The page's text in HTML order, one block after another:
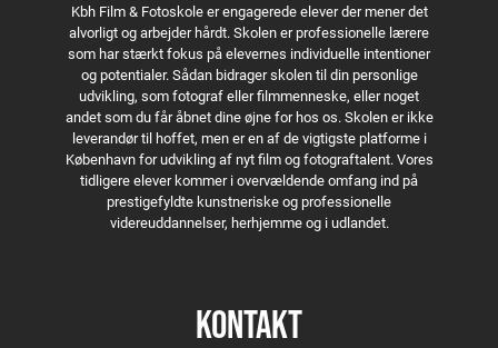
Kbh Film & Fotoskole er engagerede elever der mener det
alvorligt og arbejder hårdt. Skolen er professionelle lærere
som har stærkt fokus på elevernes individuelle intentioner
og potentialer. Sådan bidrager skolen til din personlige
udvikling, som fotograf eller filmmenneske, eller noget
andet som du får åbnet dine øjne for hos os. Skolen er ikke
leverandør til hoffet, men er en af de vigtigste platforme i
København for udvikling af nyt film og fotograftalent. Vores
tidligere elever kommer i overvældende omfang ind på
prestigefyldte kunstneriske og professionelle
videreuddannelser, herhjemme og i udlandet.
KONTAKT